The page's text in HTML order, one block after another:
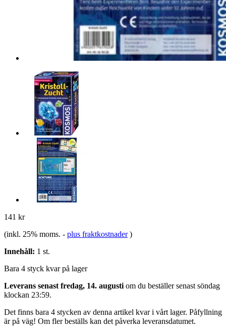
141 kr
(inkl. 25% moms. - plus fraktkostnader )
Innehåll: 1 st.
Bara 4 styck kvar på lager
Leverans senast fredag, 14. augusti om du beställer senast söndag
klockan 23:59.
Det finns bara 4 stycken av denna artikel kvar i vårt lager. Påfyllning
är på väg! Om fler beställs kan det påverka leveransdatumet.